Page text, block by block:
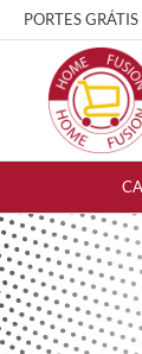
PORTES